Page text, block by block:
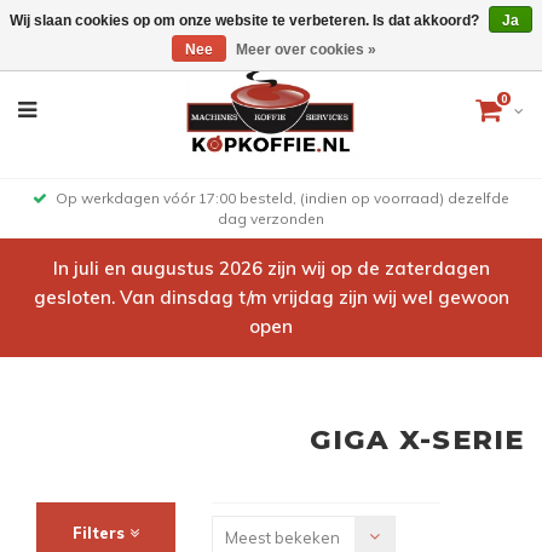
0
Op werkdagen vóór 17:00 besteld, (indien op voorraad) dezelfde
dag verzonden
In juli en augustus 2026 zijn wij op de zaterdagen
gesloten. Van dinsdag t/m vrijdag zijn wij wel gewoon
open
GIGA X-SERIE
Filters Meest bekeken
Wij slaan cookies op om onze website te verbeteren. Is dat akkoord?
Ja
Nee
Meer over cookies »